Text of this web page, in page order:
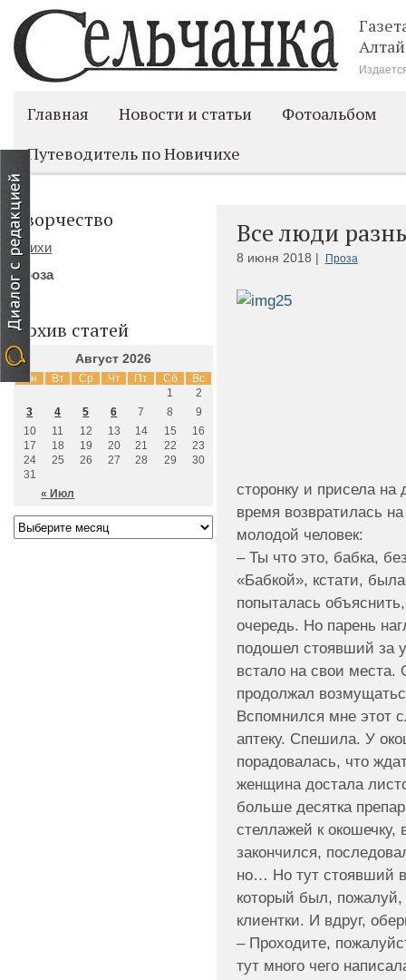
Главная Новости и статьи
Фотоальбом
Путеводитель по Новичихе
Все люди
8 июня 2018 | Проза
сторонку и присела на
время возвратилась
молодой человек:
– Ты что это, бабка,
«Бабкой», кстати,
попыталась
очередь. Но парень
подошел стоявший за
встало на свои
продолжал
Вспомнился мне этот
аптеку. Спешила. У
порадовалась, что
женщина достала
больше десятка
стеллажей к
закончился,
но… Но тут стоявший
который был,
клиентки. И вдруг,
– Проходите,
тут много чего
Творчество
Стихи
Проза
Архив статей
Август 2026
Пн Вт Ср Чт Пт Сб Вс
« Июл
1
2
3
4 5 6 7 8
9
10
11 12 13 14 15
16
17
18 19 20 21 22
23
24
25 26 27 28 29
30
31